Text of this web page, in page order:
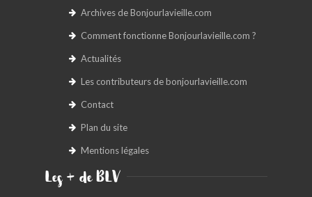
Archives de Bonjourlavieille.com
Comment fonctionne Bonjourlavieille.com ?
Actualités
Les contributeurs de bonjourlavieille.com
Contact
Plan du site
Mentions légales
Les + de BLV